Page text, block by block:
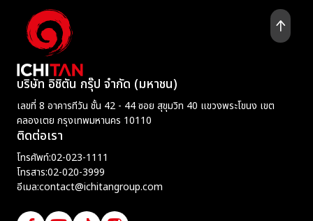
บริษัท อิชิตัน กรุ๊ป จำกัด (มหาชน)
เลขที่ 8 อาคารทีวัน ชั้น 42 - 44 ซอย สุขุมวิท 40 แขวงพระโขนง เขต
คลองเตย กรุงเทพมหานคร 10110
ติดต่อเรา
โทรศัพท์:02-023-1111
โทรสาร:02-020-3999
อีเมล:contact@ichitangroup.com